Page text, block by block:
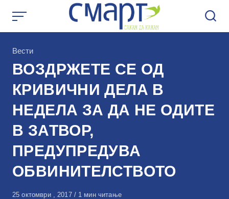
КАтегорија
Вести
ВОЗДРЖЕТЕ СЕ ОД
КРИВИЧНИ ДЕЛА В
НЕДЕЛА ЗА ДА НЕ ОДИТЕ
В ЗАТВОР,
ПРЕДУПРЕДУВА
ОБВИНИТЕЛСТВОТО
Објавено
25 октомври , 2017 1 мин читање